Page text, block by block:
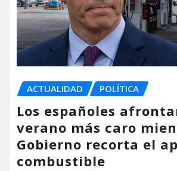
ACTUALIDAD POLÍTICA
Los españoles
verano más caro
Gobierno recorta el
combustible